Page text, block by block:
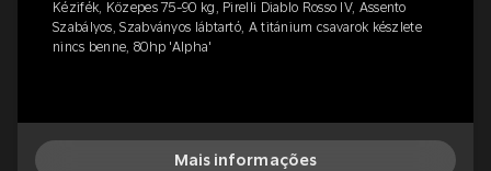
Kézifék, Közepes 75-90 kg, Pirelli Diablo Rosso IV, Assento
Szabályos, Szabványos lábtartó, A titánium csavarok készlete
nincs benne, 80hp 'Alpha'
Mais informações